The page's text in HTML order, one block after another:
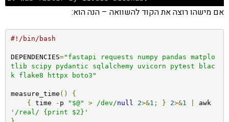
אם מישהו רוצה את הקוד להשוואה – הנה הוא:
#!/bin/bash
DEPENDENCIES="fastapi requests numpy pandas matplo
tlib scipy pydantic sqlalchemy uvicorn pytest blac
k flake8 httpx boto3"
measure_time ()
{
{
time - p "$@" > /dev/null 2>&1 ; } 2>&1
awk
'/real/ {print $2}'